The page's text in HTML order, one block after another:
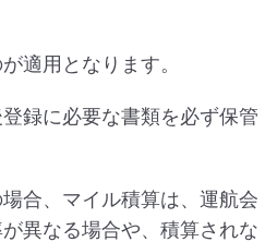
適用となります。
録に必要な書類を必ず保管
合、マイル積算は、運航会
異なる場合や、積算されな